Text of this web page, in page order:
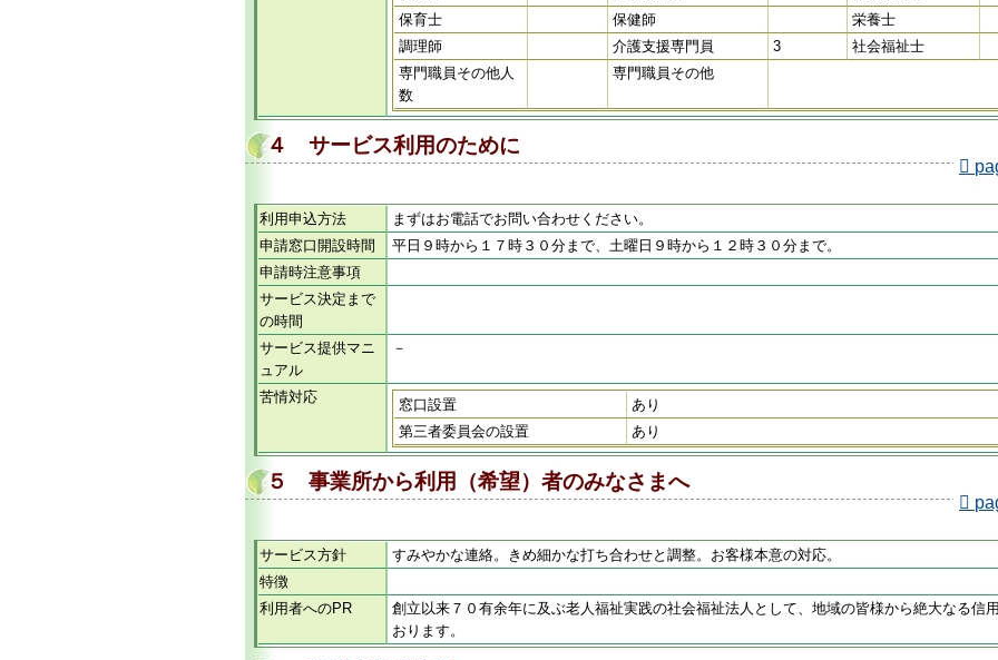
保育士
保健師
栄養士
調理師
介護支援専門員 3
社会福祉士
専門職員その他人
数
専門職員その他
４ サービス利用のために
利用申込方法
まずはお電話でお問い合わせください。
申請窓口開設時間
平日９時から１７時３０分まで、土曜日９時から１２時３０分まで。
申請時注意事項
サービス決定まで
の時間
サービス提供マニ
ュアル
－
苦情対応 窓口設置
あり
第三者委員会の設置
あり
５ 事業所から利用（希望）者のみなさまへ
サービス方針
すみやかな連絡。きめ細かな打ち合わせと調整。お客様本意の対応。
特徴
利用者へのPR
創立以来７０有余年に及ぶ老人福祉実践の社会福祉法人として、地域の皆様から絶大なる信
おります。